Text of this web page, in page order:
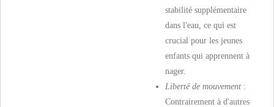
stabilité supplémentaire
dans l'eau, ce qui est
crucial pour les jeunes
enfants qui apprennent à
nager.
Liberté de mouvement :
Contrairement à d'autres